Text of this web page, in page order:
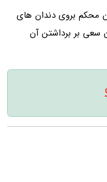
محکم بروی دندان های
بر برداشتن آن